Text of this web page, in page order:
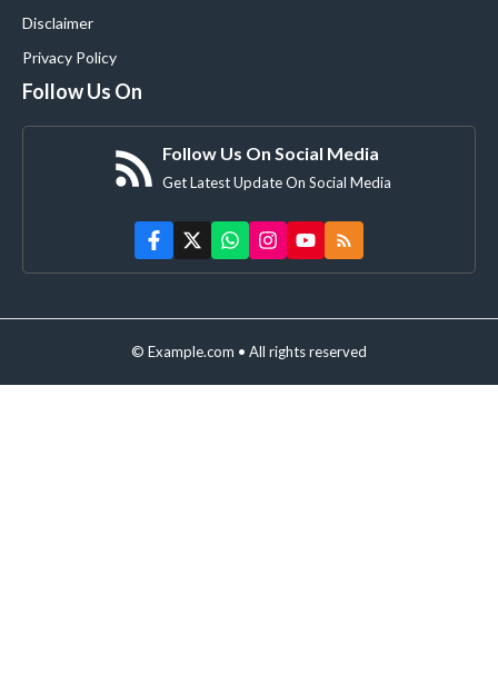
Disclaimer
Privacy Policy
Follow Us On
Follow Us On Social Media
Get Latest Update On Social Media
© Example.com • All rights reserved